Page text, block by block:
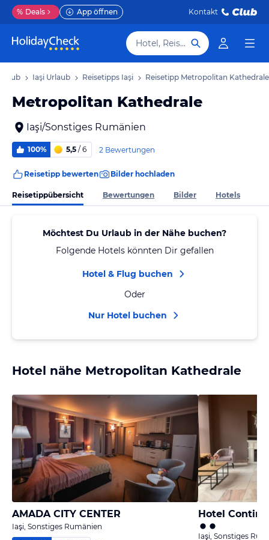
% Deals App öffnen Kontakt
Hotel, Reiseziel
Iaşi Urlaub Reisetipps Iaşi Reisetipp Metropolitan Kathedrale
Metropolitan Kathedrale
Iaşi/Sonstiges Rumänien
100% 5,5 / 6 2 Bewertungen
Reisetipp bewerten Bilder hochladen
Reisetippübersicht Bewertungen Bilder Hotels
Möchtest Du Urlaub in der Nähe buchen?
Folgende Hotels könnten Dir gefallen
Hotel & Flug buchen
Oder
Nur Hotel buchen
Hotel nähe Metropolitan Kathedrale
AMADA CITY CENTER
Iaşi, Sonstiges Rumänien
Hotel
Iaşi, Sonstiges